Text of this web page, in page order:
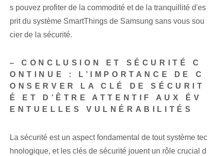
s pouvez profiter de la commodité et de la tranquillité d'es
prit du système SmartThings de Samsung sans vous sou
cier de la sécurité.
– CONCLUSION ET SÉCURITÉ C
ONTINUE : L’IMPORTANCE DE C
ONSERVER LA CLÉ DE SÉCURIT
É ET D’ÊTRE ATTENTIF AUX ÉV
ENTUELLES VULNÉRABILITÉS
La sécurité est un aspect fondamental de tout système tec
hnologique, et les clés de sécurité jouent un rôle crucial d